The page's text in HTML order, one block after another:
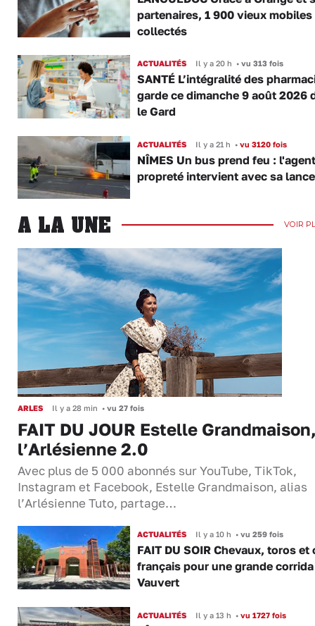
partenaires, 1 900 vieux mobiles
collectés
ACTUALITÉS Il y a 20 h •vu 313 fois
SANTÉ L’intégralité des
garde ce dimanche 9 août 2026
le Gard
ACTUALITÉS Il y a 21 h •vu 3120 fois
NÎMES Un bus prend feu :
propreté intervient avec sa lance
A LA UNE VOIR
ARLES Il y a 28 min • vu 27 fois
FAIT DU JOUR Estelle
l’Arlésienne 2.0
Avec plus de 5 000 abonnés sur YouTube, TikTok,
Instagram et Facebook, Estelle Grandmaison, alias
l’Arlésienne Tuto, partage…
ACTUALITÉS Il y a 10 h •vu 259 fois
FAIT DU SOIR Chevaux, toros et
français pour une grande corrida
Vauvert
ACTUALITÉS Il y a 13 h •vu 1727 fois